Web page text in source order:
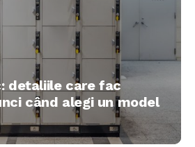
detaliile care fac
când alegi un model